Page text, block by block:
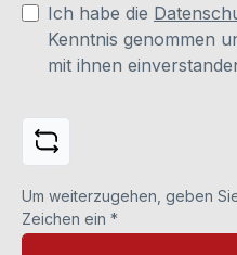
Ich habe die
Kenntnis genommen
mit ihnen
Um weiterzugehen, geben
Zeichen ein *